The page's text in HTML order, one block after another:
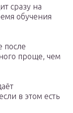
сразу на
обучения
после
проще, чем
в этом есть